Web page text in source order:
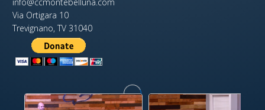
info@ccmontebelluna.com
Via Ortigara 10
Trevignano, TV 31040